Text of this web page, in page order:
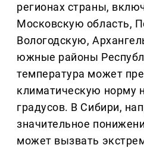
регионах страны,
Московскую область,
Вологодскую,
южные районы
температура может
климатическую норму
градусов. В Сибири,
значительное
может вызвать